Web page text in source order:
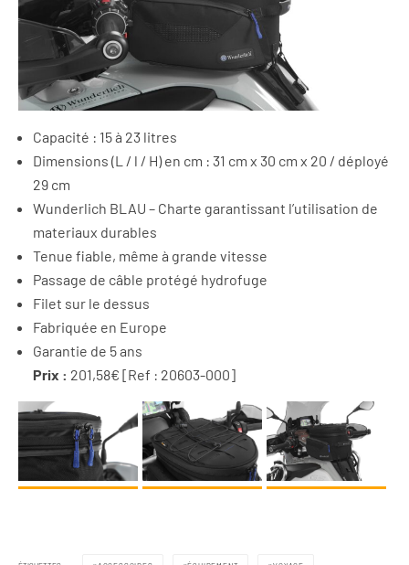
Capacité : 15 à 23 litres
Dimensions (L / l / H) en cm : 31 cm x 30 cm x 20 / déployé
29 cm
Wunderlich BLAU – Charte garantissant l’utilisation de
materiaux durables
Tenue fiable, même à grande vitesse
Passage de câble protégé hydrofuge
Filet sur le dessus
Fabriquée en Europe
Garantie de 5 ans
Prix : 201,58€ [Ref : 20603-000]